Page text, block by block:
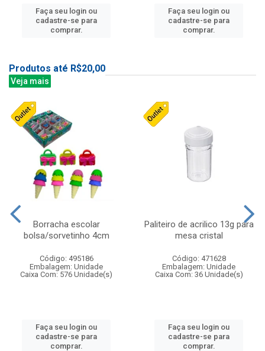
Faça seu login ou
cadastre-se para
comprar.
Faça seu login ou
cadastre-se para
comprar.
Produtos até R$20,00
Veja mais
Borracha escolar
bolsa/sorvetinho 4cm
Código: 495186
Embalagem: Unidade
Caixa Com: 576 Unidade(s)
Faça seu login ou
cadastre-se para
comprar.
Paliteiro de acrilico 13g para
mesa cristal
Código: 471628
Embalagem: Unidade
Caixa Com: 36 Unidade(s)
Faça seu login ou
cadastre-se para
comprar.